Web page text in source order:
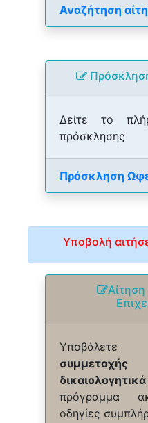
Αναζήτηση
Δείτε το
πρόσκλησης
Πρόσκληση
Υποβολή
συμμετοχής
πρόγραμμα
οδηγίες